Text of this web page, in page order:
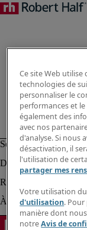
Ce site Web utilise
technologies de
personnaliser le
performances et
également des
avec nos
d'analyse. Si nous
désactivation, il
l'utilisation de
partager mes
Votre utilisation
d'utilisation.
manière dont
notreAvis de